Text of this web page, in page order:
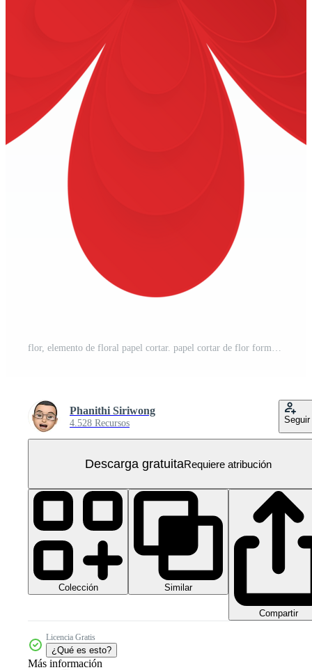
flor, elemento de floral papel cortar. papel cortar de flor forma y primavera símbolo. PNG Gratis
Phanithi Siriwong
4.528 Recursos Seguir
Descarga gratuitaRequiere atribución
Colección Similar
Compartir
Licencia Gratis
¿Qué es esto?
Más información